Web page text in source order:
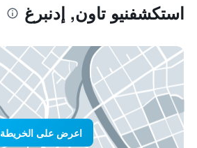
استكشفنيو تاون, إدنبرغ
اعرض على الخريطة